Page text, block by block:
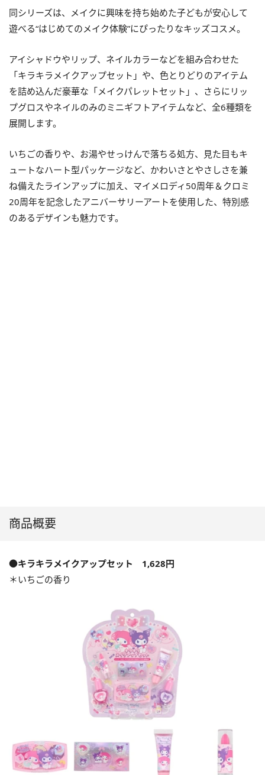
同シリーズは、メイクに興味を持ち始めた子どもが安心して
遊べる“はじめてのメイク体験”にぴったりなキッズコスメ。
アイシャドウやリップ、ネイルカラーなどを組み合わせた
「キラキラメイクアップセット」や、色とりどりのアイテム
を詰め込んだ豪華な「メイクパレットセット」、さらにリッ
プグロスやネイルのみのミニギフトアイテムなど、全6種類を
展開します。
いちごの香りや、お湯やせっけんで落ちる処方、見た目もキ
ュートなハート型パッケージなど、かわいさとやさしさを兼
ね備えたラインアップに加え、マイメロディ50周年＆クロミ
20周年を記念したアニバーサリーアートを使用した、特別感
のあるデザインも魅力です。
商品概要
●キラキラメイクアップセット 1,628円
＊いちごの香り